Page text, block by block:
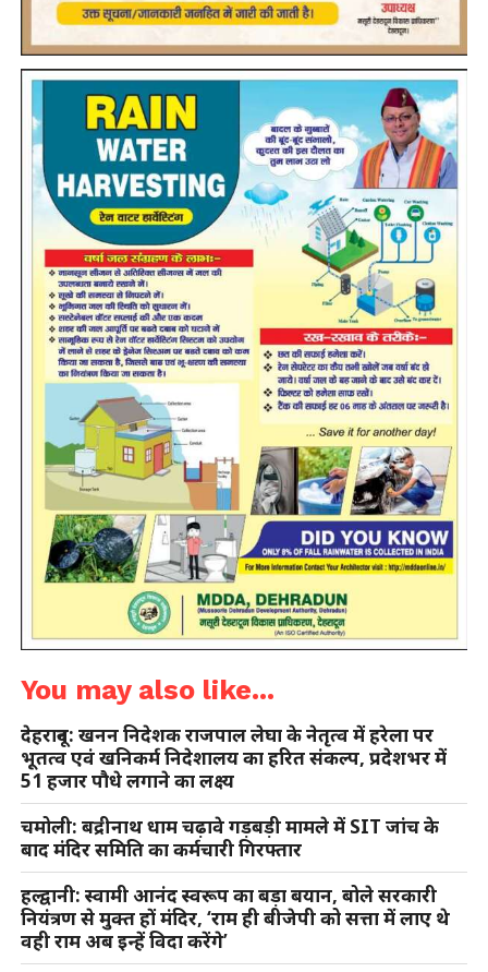
You may also like...
देहरादून: खनन निदेशक राजपाल लेघा के नेतृत्व में हरेला पर
भूतत्व एवं खनिकर्म निदेशालय का हरित संकल्प, प्रदेशभर में
51 हजार पौधे लगाने का लक्ष्य
चमोली: बद्रीनाथ धाम चढ़ावे गड़बड़ी मामले में SIT जांच के
बाद मंदिर समिति का कर्मचारी गिरफ्तार
हल्द्वानी: स्वामी आनंद स्वरूप का बड़ा बयान, बोले सरकारी
नियंत्रण से मुक्त हों मंदिर, ‘राम ही बीजेपी को सत्ता में लाए थे
वही राम अब इन्हें विदा करेंगे’